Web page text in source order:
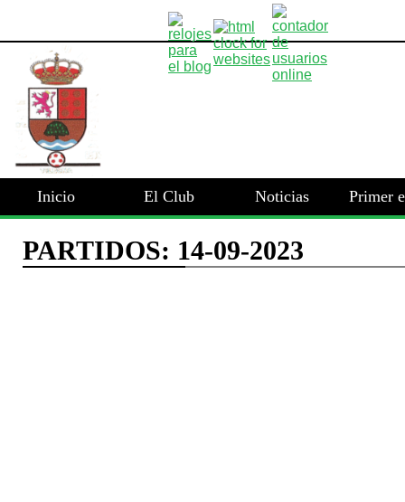
Inicio El Club Noticias Primer